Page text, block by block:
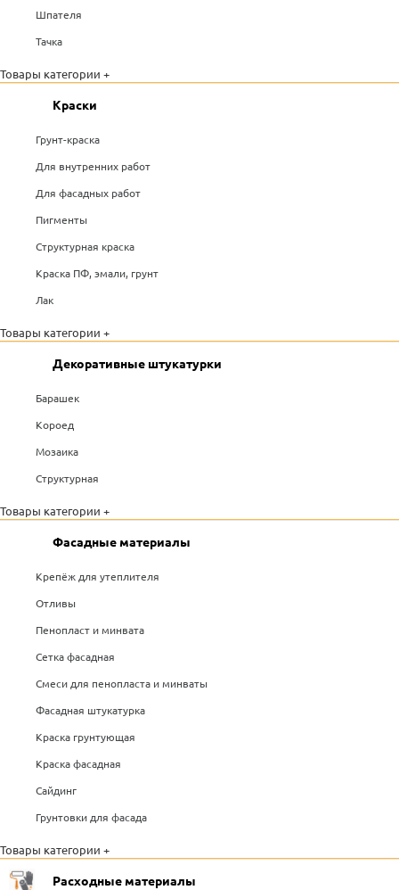
Шпателя
Тачка
Товары категории +
Краски
Грунт-краска
Для внутренних работ
Для фасадных работ
Пигменты
Структурная краска
Краска ПФ, эмали, грунт
Лак
Товары категории +
Декоративные штукатурки
Барашек
Короед
Мозаика
Структурная
Товары категории +
Фасадные материалы
Крепёж для утеплителя
Отливы
Пенопласт и минвата
Сетка фасадная
Смеси для пенопласта и минваты
Фасадная штукатурка
Краска грунтующая
Краска фасадная
Сайдинг
Грунтовки для фасада
Товары категории +
Расходные материалы